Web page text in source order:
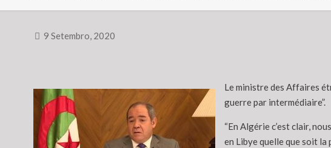
9 Setembro, 2020
Le ministre des Affaires
guerre par intermédiaire”.
“En Algérie c’est clair,
en Libye quelle que soit la